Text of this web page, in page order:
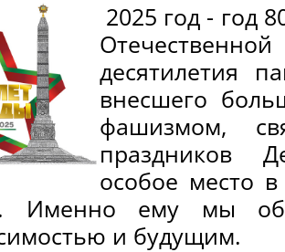
2025 год - год
десятилетия
внесшего
фашизмом,
праздников
особое место
Именно ему мы
и будущим.